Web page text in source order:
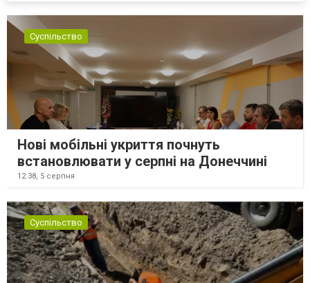
Суспільство
Нові мобільні укриття почнуть
встановлювати у серпні на Донеччині
12:38, 5 серпня
Суспільство